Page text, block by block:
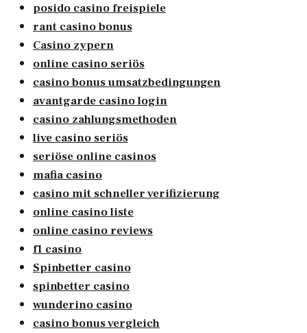
posido casino freispiele
rant casino bonus
Casino zypern
online casino seriös
casino bonus umsatzbedingungen
avantgarde casino login
casino zahlungsmethoden
live casino seriös
seriöse online casinos
mafia casino
casino mit schneller verifizierung
online casino liste
online casino reviews
f1 casino
Spinbetter casino
spinbetter casino
wunderino casino
casino bonus vergleich